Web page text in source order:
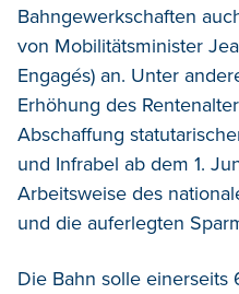
Bahngewerkschaften
von Mobilitätsminister
Engagés) an. Unter
Erhöhung des
Abschaffung
und Infrabel ab dem 1.
Arbeitsweise des
und die auferlegten
Die Bahn solle einerseits